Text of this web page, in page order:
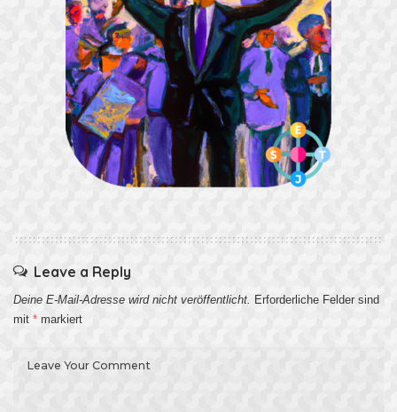
Leave a Reply
Deine E-Mail-Adresse wird nicht veröffentlicht. Erforderliche Felder sind
mit * markiert